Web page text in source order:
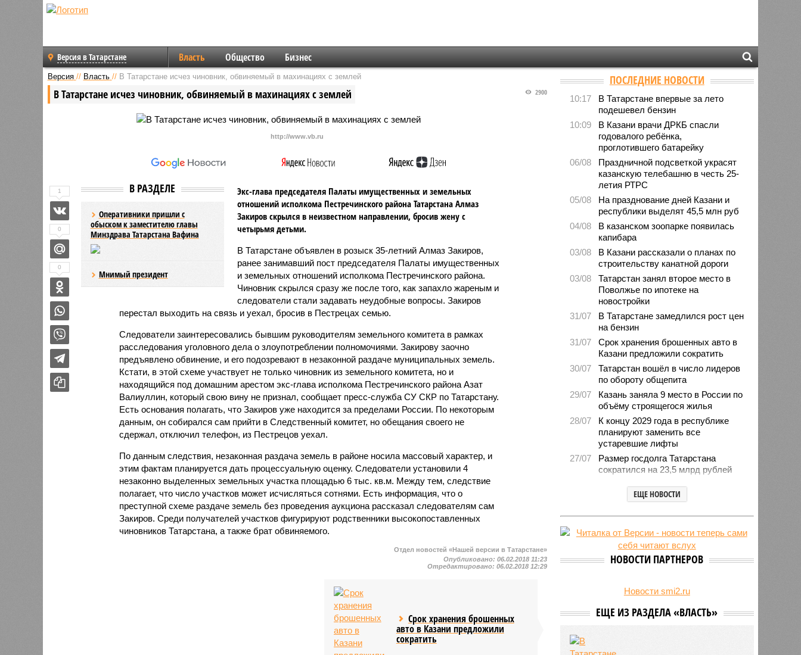
Версия в Татарстане Власть Общество Бизнес
Версия // Власть // В Татарстане исчез чиновник, обвиняемый в махинациях с землей
В Татарстане исчез чиновник, обвиняемый в махинациях с землей 2900
http://www.vb.ru
В РАЗДЕЛЕ
Оперативники пришли с
обыском к заместителю главы
Минздрава Татарстана Вафина
Мнимый президент
Экс-глава председателя Палаты имущественных и земельных
отношений исполкома Пестречинского района Татарстана Алмаз
Закиров скрылся в неизвестном направлении, бросив жену с
четырьмя детьми.
В Татарстане объявлен в розыск 35-летний Алмаз Закиров,
ранее занимавший пост председателя Палаты имущественных
и земельных отношений исполкома Пестречинского района.
Чиновник скрылся сразу же после того, как запахло жареным и
следователи стали задавать неудобные вопросы. Закиров
перестал выходить на связь и уехал, бросив в Пестрецах семью.
Следователи заинтересовались бывшим руководителям земельного комитета в рамках
расследования уголовного дела о злоупотреблении полномочиями. Закирову заочно
предъявлено обвинение, и его подозревают в незаконной раздаче муниципальных земель.
Кстати, в этой схеме участвует не только чиновник из земельного комитета, но и
находящийся под домашним арестом экс-глава исполкома Пестречинского района Азат
Валиуллин, который свою вину не признал, сообщает пресс-служба СУ СКР по Татарстану.
Есть основания полагать, что Закиров уже находится за пределами России. По некоторым
данным, он собирался сам прийти в Следственный комитет, но обещания своего не
сдержал, отключил телефон, из Пестрецов уехал.
По данным следствия, незаконная раздача земель в районе носила массовый характер, и
этим фактам планируется дать процессуальную оценку. Следователи установили 4
незаконно выделенных земельных участка площадью 6 тыс. кв.м. Между тем, следствие
полагает, что число участков может исчисляться сотнями. Есть информация, что о
преступной схеме раздаче земель без проведения аукциона рассказал следователям сам
Закиров. Среди получателей участков фигурируют родственники высокопоставленных
чиновников Татарстана, а также брат обвиняемого.
1
0
0
Отдел новостей «Нашей версии в Татарстане»
Опубликовано:06.02.2018 11:23
Отредактировано:06.02.2018 12:29
Срок хранения брошенных
авто в Казани предложили
сократить
ПОСЛЕДНИЕ НОВОСТИ
10:17
В Татарстане впервые за лето
подешевел бензин
10:09
В Казани врачи ДРКБ спасли
годовалого ребёнка,
проглотившего батарейку
06/08
Праздничной подсветкой украсят
казанскую телебашню в честь 25-
летия РТРС
05/08
На празднование дней Казани и
республики выделят 45,5 млн руб
04/08
В казанском зоопарке появилась
капибара
03/08
В Казани рассказали о планах по
строительству канатной дороги
03/08
Татарстан занял второе место в
Поволжье по ипотеке на
новостройки
31/07
В Татарстане замедлился рост цен
на бензин
31/07
Срок хранения брошенных авто в
Казани предложили сократить
30/07
Татарстан вошёл в число лидеров
по обороту общепита
29/07
Казань заняла 9 место в России по
объёму строящегося жилья
28/07
К концу 2029 года в республике
планируют заменить все
устаревшие лифты
27/07
Размер госдолга Татарстана
сократился на 23,5 млрд рублей
Свыше 2,3 млн «квадратов»
нового жилья построили с начала
врезался в дерево и загорелся,
есть погибшие
ЕЩЕ НОВОСТИ
НОВОСТИ ПАРТНЕРОВ
Новости smi2.ru
ЕЩЕ ИЗ РАЗДЕЛА «ВЛАСТЬ»